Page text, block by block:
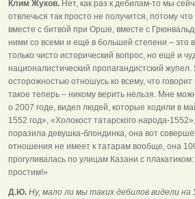
Клим Жуков. Нет, как раз к дебилам-то мы
отвлечься так просто не получится, потому
вместе с битвой при Орше, вместе с
ними со всеми и ещё в большей степени – это
только чисто исторический вопрос, но ещё и
националистический пропагандистский
осторожностью отношусь ко всему, что
такое теперь – никому верить нельзя. Мне
о 2007 годе, видел людей, которые ходили в
1552 год», «Холокост татарского народа-
поразила девушка-блондинка, она вот
отношения не имеет к татарам вообще, она
прогуливалась по улицам Казани с
простим!»
Д.Ю. Ну, мало ли мы таких дебилов видели на